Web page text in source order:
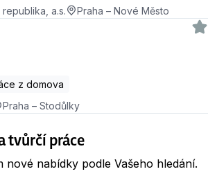
a.s.
Praha – Nové Město
z domova
Praha – Stodůlky
tvůrčí práce
nové nabídky podle Vašeho hledání.